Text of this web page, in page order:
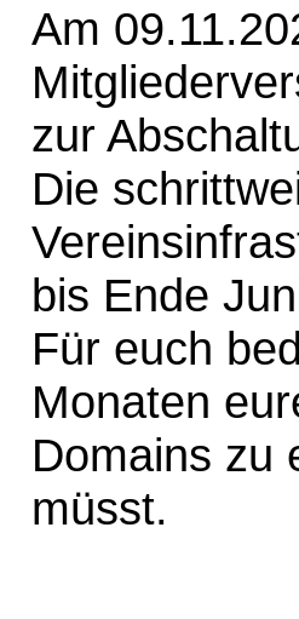
Am
zur
Die
bis Ende
Für euch
Monaten
Domains zu
müsst.